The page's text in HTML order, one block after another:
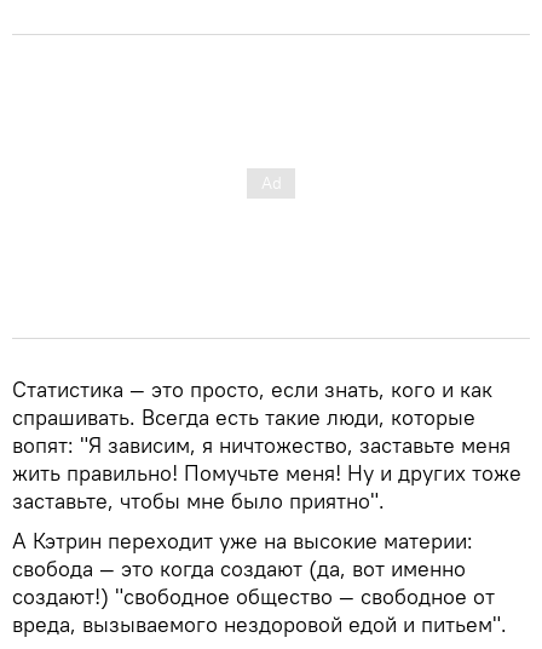
Статистика — это просто, если знать, кого и как
спрашивать. Всегда есть такие люди, которые
вопят: "Я зависим, я ничтожество, заставьте меня
жить правильно! Помучьте меня! Ну и других тоже
заставьте, чтобы мне было приятно".
А Кэтрин переходит уже на высокие материи:
свобода — это когда создают (да, вот именно
создают!) "свободное общество — свободное от
вреда, вызываемого нездоровой едой и питьем".